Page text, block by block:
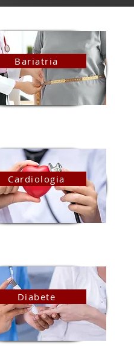
Bariatria
Cardiologia
Diabete